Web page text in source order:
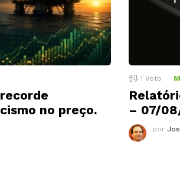
no preço.
1 Voto
– 07/
por